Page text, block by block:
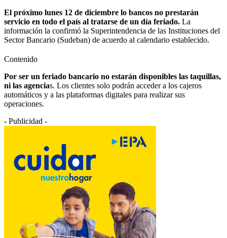
El próximo lunes 12 de diciembre lo bancos no prestarán
servicio en todo el país al tratarse de un día feriado. La
información la confirmó la Superintendencia de las Instituciones del
Sector Bancario (Sudeban) de acuerdo al calendario establecido.
Contenido
Por ser un feriado bancario no estarán disponibles las taquillas,
ni las agencias. Los clientes solo podrán acceder a los cajeros
automáticos y a las plataformas digitales para realizar sus
operaciones.
- Publicidad -